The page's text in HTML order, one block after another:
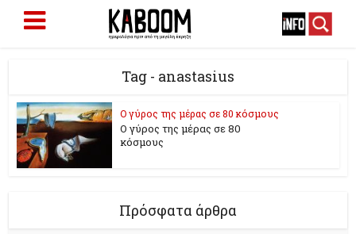
Tag - anastasius
Ο γύρος της μέρας σε 80 κόσμους
Ο γύρος της μέρας σε 80
κόσμους
Πρόσφατα άρθρα